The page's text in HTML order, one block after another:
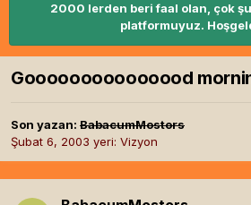
2000 lerden beri faal olan, çok
platformuyuz.
Gooooooooooooood
Son yazan: BabacumMostors
Şubat 6, 2003 yeri: Vizyon